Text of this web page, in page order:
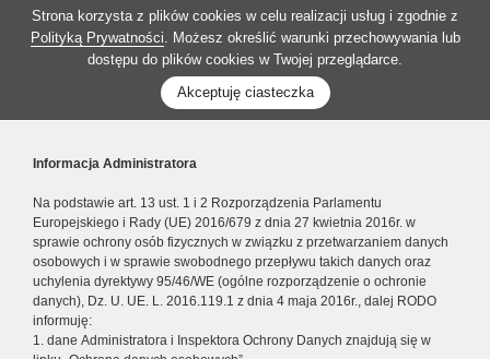
Strona korzysta z plików cookies w celu realizacji usług i zgodnie z
Polityką Prywatności. Możesz określić warunki przechowywania lub
dostępu do plików cookies w Twojej przeglądarce.
Akceptuję ciasteczka
Informacja Administratora
Na podstawie art. 13 ust. 1 i 2 Rozporządzenia Parlamentu
Europejskiego i Rady (UE) 2016/679 z dnia 27 kwietnia 2016r. w
sprawie ochrony osób fizycznych w związku z przetwarzaniem danych
osobowych i w sprawie swobodnego przepływu takich danych oraz
uchylenia dyrektywy 95/46/WE (ogólne rozporządzenie o ochronie
danych), Dz. U. UE. L. 2016.119.1 z dnia 4 maja 2016r., dalej RODO
informuję:
1. dane Administratora i Inspektora Ochrony Danych znajdują się w